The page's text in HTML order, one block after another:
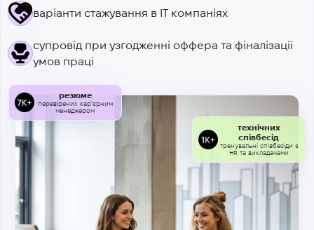
варіанти стажування в ІТ компаніях
супровід при узгодженні оффера та фіналізації
умов праці
резюме
перевірених карʼєрним
менеджером
технічних
співбесід
тренувальні співбесіди з
HR та викладачами